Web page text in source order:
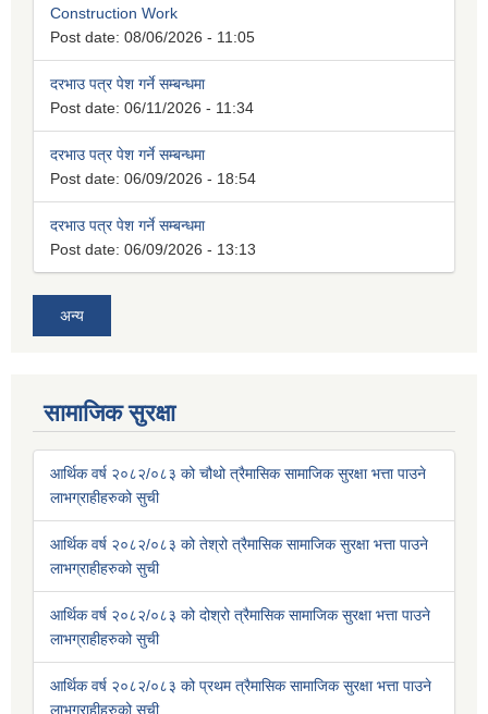
Construction Work
Post date: 08/06/2026 - 11:05
दरभाउ पत्र पेश गर्ने सम्बन्धमा
Post date: 06/11/2026 - 11:34
दरभाउ पत्र पेश गर्ने सम्बन्धमा
Post date: 06/09/2026 - 18:54
दरभाउ पत्र पेश गर्ने सम्बन्धमा
Post date: 06/09/2026 - 13:13
अन्य
सामाजिक सुरक्षा
आर्थिक वर्ष २०८२/०८३ को चौथो त्रैमासिक सामाजिक सुरक्षा भत्ता पाउने
लाभग्राहीहरुको सुची
आर्थिक वर्ष २०८२/०८३ को तेश्रो त्रैमासिक सामाजिक सुरक्षा भत्ता पाउने
लाभग्राहीहरुको सुची
आर्थिक वर्ष २०८२/०८३ को दोश्रो त्रैमासिक सामाजिक सुरक्षा भत्ता पाउने
लाभग्राहीहरुको सुची
आर्थिक वर्ष २०८२/०८३ को प्रथम त्रैमासिक सामाजिक सुरक्षा भत्ता पाउने
लाभग्राहीहरुको सुची